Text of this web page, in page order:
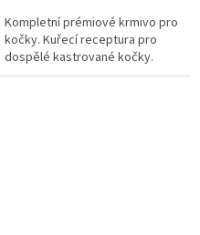
Kompletní prémiové krmivo pro
kočky. Kuřecí receptura pro
dospělé kastrované kočky.